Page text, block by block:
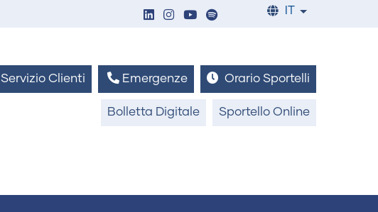
List
Servizio Clienti Emergenze Orario Sportelli
Bolletta Digitale Sportello Online